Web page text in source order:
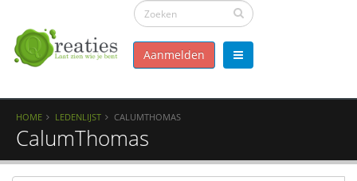
Aanmelden
HOME LEDENLIJST CALUMTHOMAS
CalumThomas